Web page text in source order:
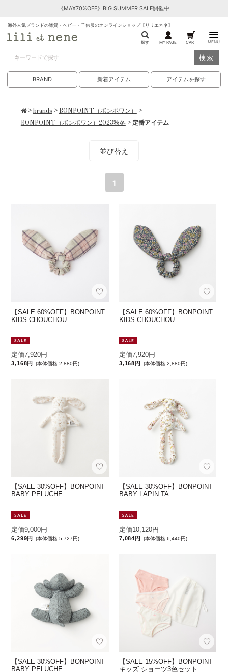
《MAX70%OFF》BIG SUMMER SALE開催中
海外人気ブランドの雑貨・ベビー・子供服のオンラインショップ【リリエネネ】
探す MY PAGE CART MENU
検索
BRAND 新着アイテム アイテムを探す
>brands > BONPOINT（ボンポワン） >
BONPOINT（ボンポワン）2023秋冬 > 定番アイテム
並び替え
1
【SALE 60%OFF】BONPOINT
KIDS CHOUCHOU …
定価7,920円
3,168円 (本体価格:2,880円)
【SALE 60%OFF】BONPOINT
KIDS CHOUCHOU …
定価7,920円
3,168円 (本体価格:2,880円)
【SALE 30%OFF】BONPOINT
BABY PELUCHE …
定価9,000円
6,299円 (本体価格:5,727円)
【SALE 30%OFF】BONPOINT
BABY LAPIN TA …
定価10,120円
7,084円 (本体価格:6,440円)
【SALE 30%OFF】BONPOINT
BABY PELUCHE …
【SALE 15%OFF】BONPOINT
キッズ ショーツ3色セット …